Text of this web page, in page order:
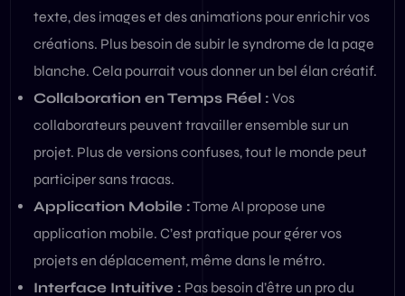
texte, des images et des animations pour enrichir vos
créations. Plus besoin de subir le syndrome de la page
blanche. Cela pourrait vous donner un bel élan créatif.
Collaboration en Temps Réel : Vos
collaborateurs peuvent travailler ensemble sur un
projet. Plus de versions confuses, tout le monde peut
participer sans tracas.
Application Mobile :Tome AI propose une
application mobile. C’est pratique pour gérer vos
projets en déplacement, même dans le métro.
Interface Intuitive : Pas besoin d’être un pro du